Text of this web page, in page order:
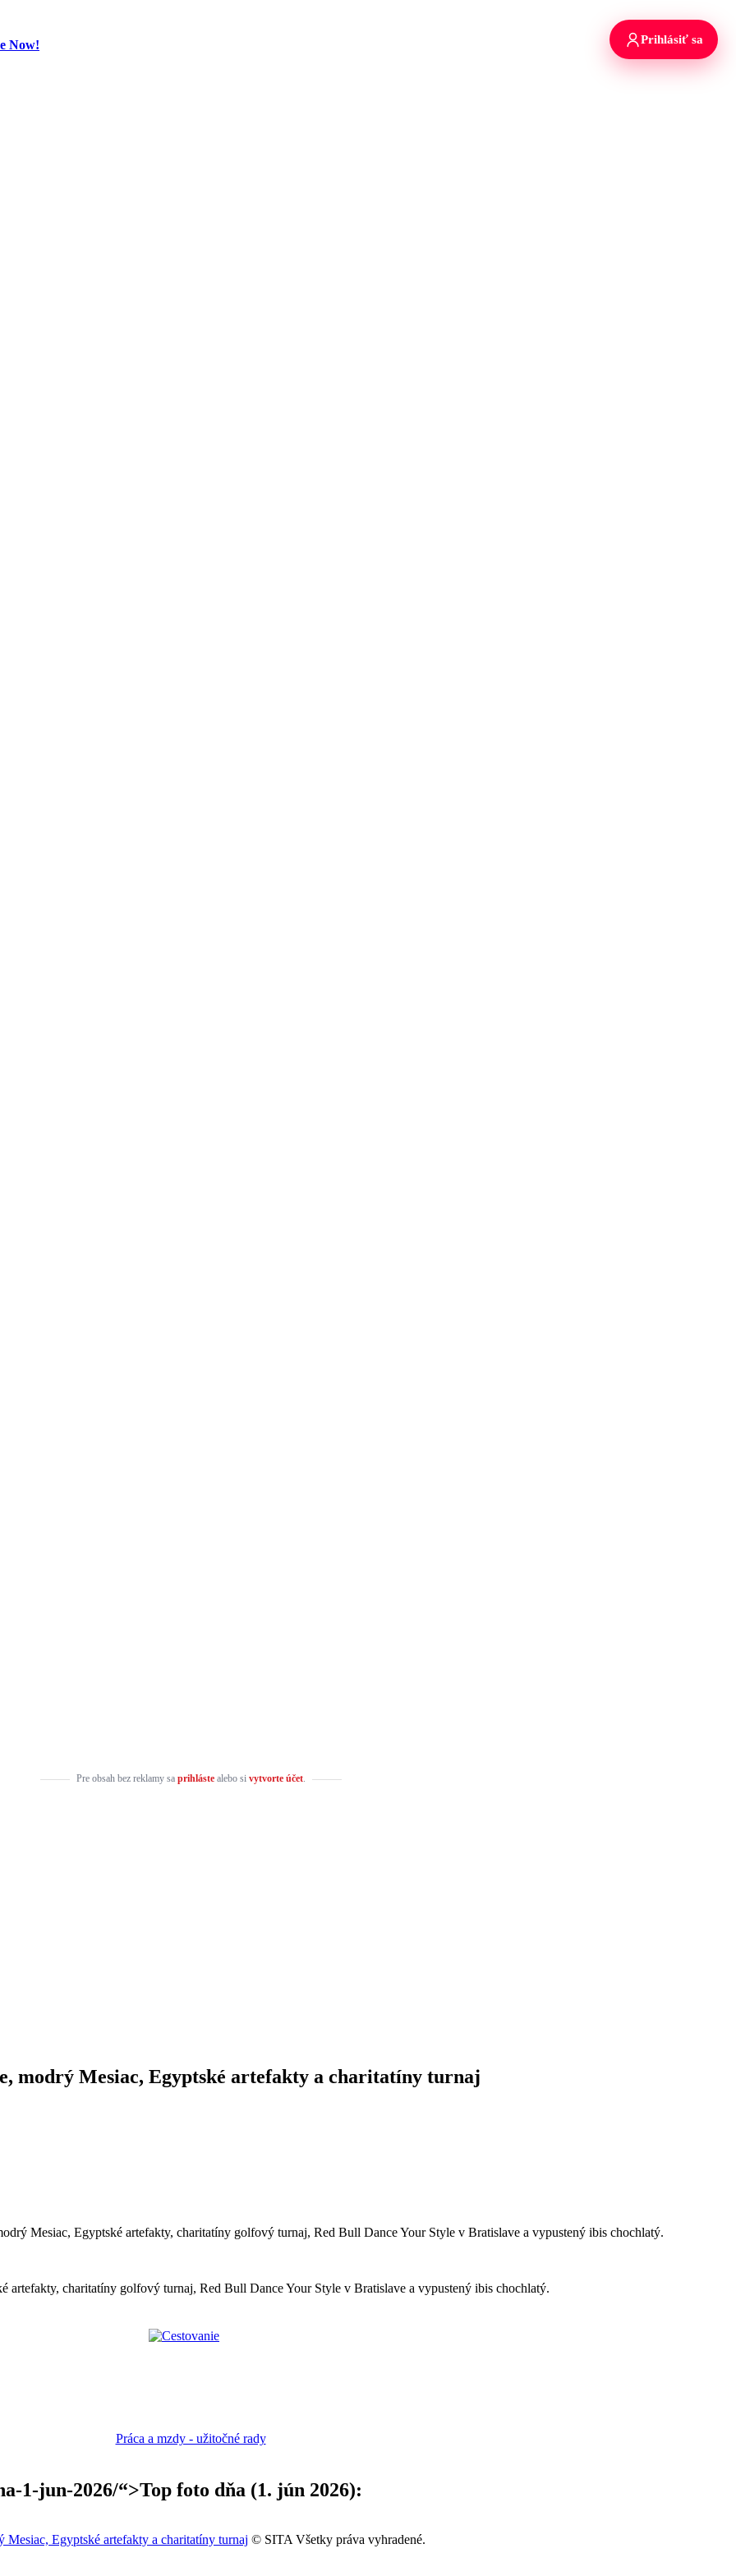
Now!
Pre obsah bez reklamy sa prihlástealebo si vytvorte účet.
modrý Mesiac, Egyptské artefakty a charitatíny turnaj
Mesiac, Egyptské artefakty, charitatíny golfový turnaj, Red Bull Dance Your Style v Bratislave a vypustený ibis chochlatý.
artefakty, charitatíny golfový turnaj, Red Bull Dance Your Style v Bratislave a vypustený ibis chochlatý.
1-jun-2026/“>Top foto dňa (1. jún 2026):
Egyptské artefakty a charitatíny turnaj © SITA Všetky práva vyhradené.
Prihlásiť sa